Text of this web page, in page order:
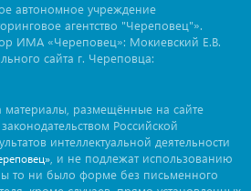
автономное учреждение
агентство "Череповец"».
ИМА «Череповец»: Мокиевский Е.В.
сайта г. Череповца:
размещённые на сайте
Российской
интеллектуальной деятельности
, и не подлежат использованию
то ни было форме без письменного